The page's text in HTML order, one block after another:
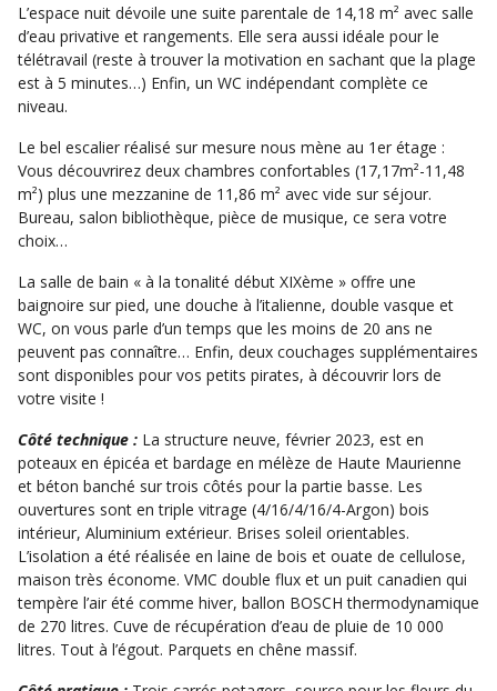
L’espace nuit dévoile une suite parentale de 14,18 m² avec salle
d’eau privative et rangements. Elle sera aussi idéale pour le
télétravail (reste à trouver la motivation en sachant que la plage
est à 5 minutes…) Enfin, un WC indépendant complète ce
niveau.
Le bel escalier réalisé sur mesure nous mène au 1er étage :
Vous découvrirez deux chambres confortables (17,17m²-11,48
m²) plus une mezzanine de 11,86 m² avec vide sur séjour.
Bureau, salon bibliothèque, pièce de musique, ce sera votre
choix…
La salle de bain « à la tonalité début XIXème » offre une
baignoire sur pied, une douche à l’italienne, double vasque et
WC, on vous parle d’un temps que les moins de 20 ans ne
peuvent pas connaître… Enfin, deux couchages supplémentaires
sont disponibles pour vos petits pirates, à découvrir lors de
votre visite !
Côté technique : La structure neuve, février 2023, est en
poteaux en épicéa et bardage en mélèze de Haute Maurienne
et béton banché sur trois côtés pour la partie basse. Les
ouvertures sont en triple vitrage (4/16/4/16/4-Argon) bois
intérieur, Aluminium extérieur. Brises soleil orientables.
L’isolation a été réalisée en laine de bois et ouate de cellulose,
maison très économe. VMC double flux et un puit canadien qui
tempère l’air été comme hiver, ballon BOSCH thermodynamique
de 270 litres. Cuve de récupération d’eau de pluie de 10 000
litres. Tout à l’égout. Parquets en chêne massif.